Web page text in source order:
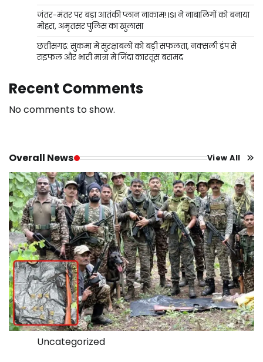
जंतर-मंतर पर बड़ा आतंकी प्लान नाकाम! ISI ने नाबालिगों को बनाया
मोहरा, अमृतसर पुलिस का खुलासा
छत्तीसगढ़: सुकमा में सुरक्षाबलों को बड़ी सफलता, नक्सली डंप से
राइफल और भारी मात्रा में जिंदा कारतूस बरामद
Recent Comments
No comments to show.
Overall News View All
Uncategorized